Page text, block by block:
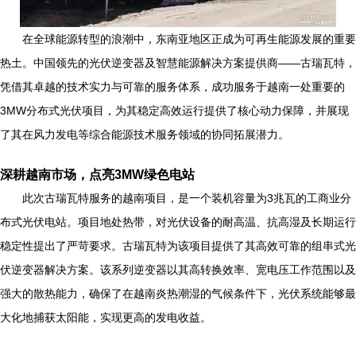
在全球能源转型的浪潮中，东南亚地区正成为可再生能源发展的重要
热土。中国领先的光伏逆变器及智慧能源解决方案提供商——古瑞瓦特，
凭借其卓越的技术实力与可靠的服务体系，成功服务于越南一处重要的
3MW分布式光伏项目，为其稳定高效运行提供了核心动力保障，并展现
了其在风力发电等综合能源技术服务领域的协同拓展潜力。
深耕越南市场，点亮3MW绿色电站
此次古瑞瓦特服务的越南项目，是一个装机容量为3兆瓦的工商业分
布式光伏电站。项目地处热带，对光伏设备的耐高温、抗高湿及长期运行
稳定性提出了严苛要求。古瑞瓦特为该项目提供了其高效可靠的组串式光
伏逆变器解决方案。该系列逆变器以其高转换效率、宽电压工作范围以及
强大的散热能力，确保了在越南炎热潮湿的气候条件下，光伏系统能够最
大化地捕获太阳能，实现更高的发电收益。